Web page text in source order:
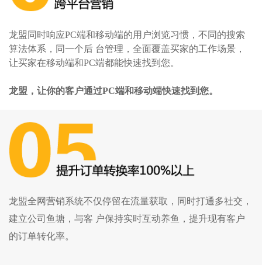
龙盟同时响应PC端和移动端的用户浏览习惯，不同的搜索
算法体系，同一个后 台管理，全面覆盖买家的工作场景，
让买家在移动端和PC端都能快速找到您。
龙盟，让你的客户通过PC端和移动端快速找到您。
龙盟全网营销系统不仅停留在流量获取，同时打通多社交，
建立公司鱼塘，与客 户保持实时互动养鱼，提升现有客户
的订单转化率。